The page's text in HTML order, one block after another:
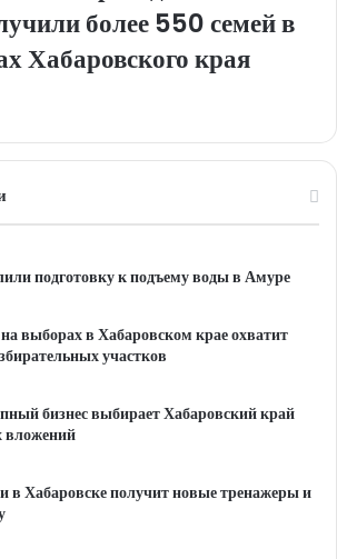
более 550 семей в
Хабаровского края
подготовку к подъему воды в Амуре
выборах в Хабаровском крае охватит
участков
бизнес выбирает Хабаровский край
вложений
в Хабаровске получит новые тренажеры и